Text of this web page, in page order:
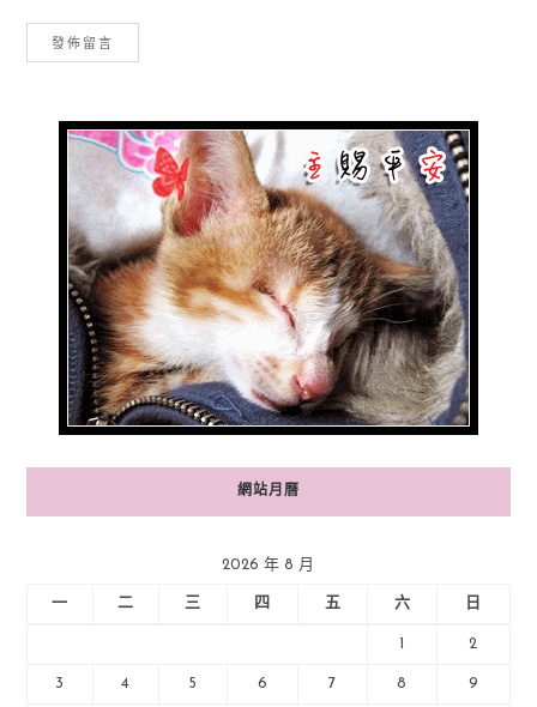
網站月曆
2026 年 8 月
一 二 三 四 五 六 日
1 2
3 4 5 6 7 8 9